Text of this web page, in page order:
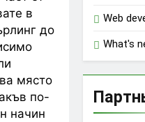
в
до
място
по-
начин
Web
What's